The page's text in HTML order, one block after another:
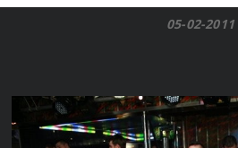
05-02-2011